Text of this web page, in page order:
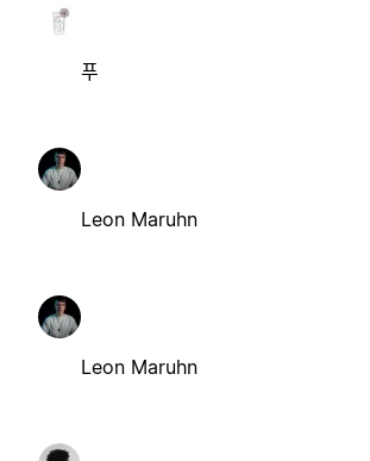
푸
Leon Maruhn
Leon Maruhn